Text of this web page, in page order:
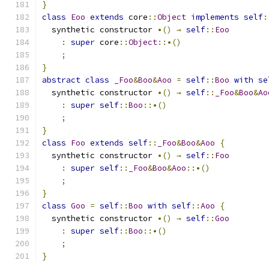
}
class Eoo extends core ::Object implements self
  synthetic constructor
•() → self:: Eoo
:
super core ::Object::•()
;
}
abstract class _Foo&Boo&Aoo = self::Boo with
  synthetic constructor
•() → self:: _Foo&Boo&
:
super self::Boo ::•()
;
}
class Foo extends self:: _Foo&Boo&Aoo
{
  synthetic constructor
•() → self:: Foo
:
super self:: _Foo&Boo&Aoo ::•()
;
}
class Goo = self::Boo with self::Aoo
{
  synthetic constructor
•() → self::Goo
:
super self::Boo ::•()
;
}